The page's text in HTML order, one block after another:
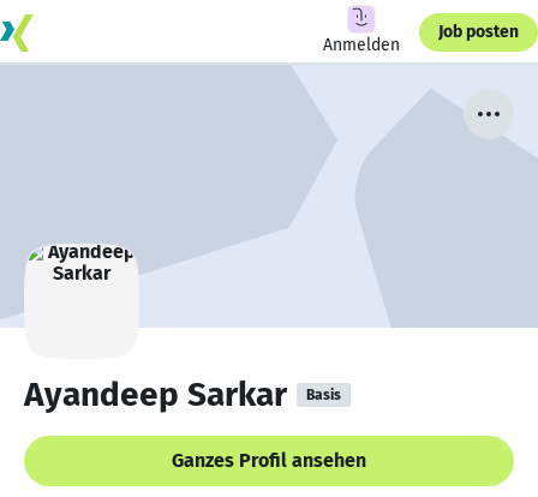
Anmelden
Job posten
Ayandeep Sarkar Basis
Ganzes Profil ansehen